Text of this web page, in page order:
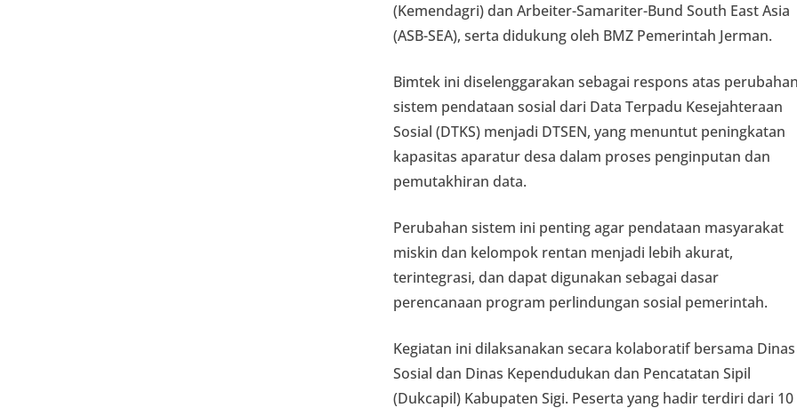
(Kemendagri) dan Arbeiter-Samariter-Bund South East Asia
(ASB-SEA), serta didukung oleh BMZ Pemerintah Jerman.
Bimtek ini diselenggarakan sebagai respons atas
sistem pendataan sosial dari Data Terpadu Kesejahteraan
Sosial (DTKS) menjadi DTSEN, yang menuntut peningkatan
kapasitas aparatur desa dalam proses penginputan dan
pemutakhiran data.
Perubahan sistem ini penting agar pendataan masyarakat
miskin dan kelompok rentan menjadi lebih akurat,
terintegrasi, dan dapat digunakan sebagai dasar
perencanaan program perlindungan sosial pemerintah.
Kegiatan ini dilaksanakan secara kolaboratif bersama Dinas
Sosial dan Dinas Kependudukan dan Pencatatan Sipil
(Dukcapil) Kabupaten Sigi. Peserta yang hadir terdiri dari 10